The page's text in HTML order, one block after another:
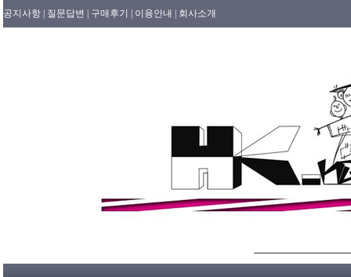
공지사항 | 질문답변 | 구매후기 | 이용안내 | 회사소개